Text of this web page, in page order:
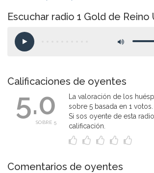
Escuchar radio 1 Gold de Reino
Calificaciones de oyentes
5.0
SOBRE 5
La valoración de los
sobre 5 basada en 1 votos.
Si sos oyente de esta
calificación.
Comentarios de oyentes